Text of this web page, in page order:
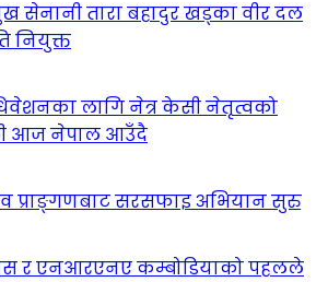
सेनानी तारा बहादुर खड्का वीर दल
नियुक्त
लागि नेत्र केसी नेतृत्वको
आज नेपाल आउँदै
प्राङ्गणबाट सरसफाइ अभियान सुरु
र एनआरएनए कम्बोडियाको पहलले